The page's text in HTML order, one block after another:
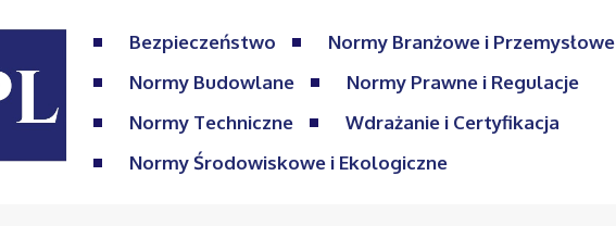
Bezpieczeństwo
Normy Branżowe i Przemysłowe
Normy Budowlane
Normy Prawne i Regulacje
Normy Techniczne
Wdrażanie i Certyfikacja
Normy Środowiskowe i Ekologiczne